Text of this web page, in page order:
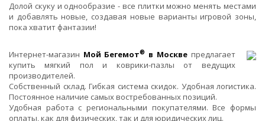
Долой скуку и однообразие - все плитки можно менять местами
и добавлять новые, создавая новые варианты игровой зоны,
пока хватит фантазии!
Интернет-магазин Мой Бегемот® в Москвепредлагает
купить мягкий пол и коврики-пазлы от ведущих
производителей.
Собственный склад. Гибкая система скидок. Удобная логистика.
Постоянное наличие самых востребованных позиций.
Удобная работа с региональными покупателями. Все формы
оплаты, как для физических, так и для юридических лиц.